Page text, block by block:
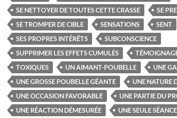
SE NETTOYER DE TOUTES CETTE CRASSE
SE
SE TROMPER DE CIBLE
SENSATIONS SENT
SES PROPRES INTÉRÊTS
SUBCONSCIENCE
SUPPRIMER LES EFFETS CUMULÉS
TOXIQUES
UN AIMANT-POUBELLE
UNE
UNE GROSSE POUBELLE GÉANTE
UNE NATURE
UNE OCCASION FAVORABLE
UNE PARTIE DU
UNE RÉACTION DÉMESURÉE
UNE SEULE SÉANCE